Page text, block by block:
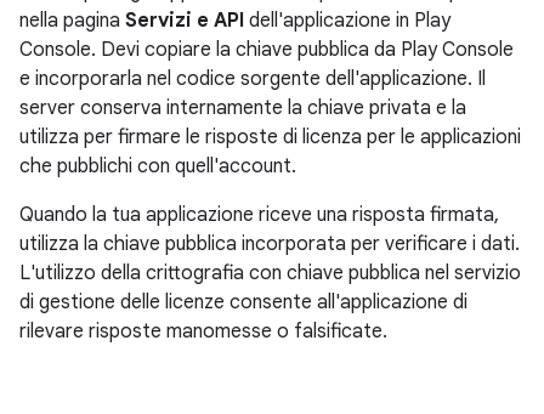
nella pagina Servizi e API dell'applicazione in Play
Console. Devi copiare la chiave pubblica da Play Console
e incorporarla nel codice sorgente dell'applicazione. Il
server conserva internamente la chiave privata e la
utilizza per firmare le risposte di licenza per le applicazioni
che pubblichi con quell'account.
Quando la tua applicazione riceve una risposta firmata,
utilizza la chiave pubblica incorporata per verificare i dati.
L'utilizzo della crittografia con chiave pubblica nel servizio
di gestione delle licenze consente all'applicazione di
rilevare risposte manomesse o falsificate.